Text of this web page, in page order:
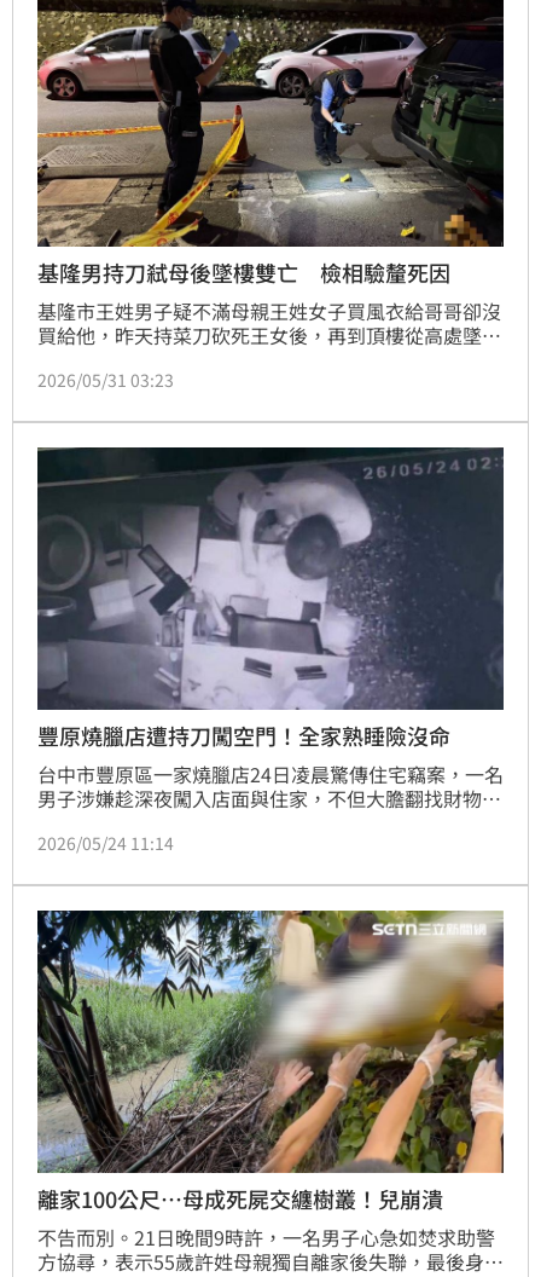
基隆男持刀弒母後墜樓雙亡 檢相驗釐死因
基隆市王姓男子疑不滿母親王姓女子買風衣給哥哥卻沒
買給他，昨天持菜刀砍死王女後，再到頂樓從高處墜
釐清死因。
2026/05/31 03:23
豐原燒臘店遭持刀闖空門！全家熟睡險沒命
台中市豐原區一家燒臘店24日凌晨驚傳住宅竊案，一名
男子涉嫌趁深夜闖入店面與住家，不但大膽翻找財物，
人全都還在熟睡中，整起過程全被監視器拍下，讓屋主
生衝突，後果真的不敢想像！」
2026/05/24 11:14
離家100公尺…母成死屍交纏樹叢！兒崩潰
不告而別。21日晚間9時許，一名男子心急如焚求助警
方協尋，表示55歲許姓母親獨自離家後失聯，最後身影